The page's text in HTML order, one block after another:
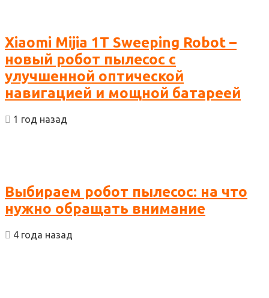
Xiaomi Mijia 1T Sweeping Robot –
новый робот пылесос с
улучшенной оптической
навигацией и мощной батареей
1 год назад
Выбираем робот пылесос: на что
нужно обращать внимание
4 года назад